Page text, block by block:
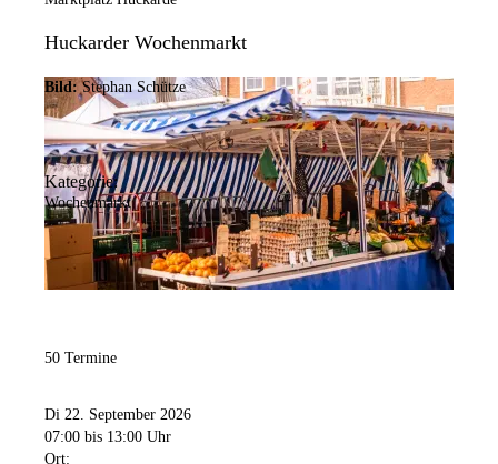
Huckarder Wochenmarkt
Bild: Stephan Schütze
Kategorie:
Wochenmarkt
50 Termine
Di 22. September 2026
07:00 bis 13:00 Uhr
Ort: